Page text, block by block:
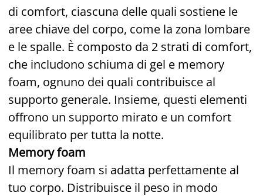
di comfort, ciascuna delle quali sostiene le
aree chiave del corpo, come la zona lombare
e le spalle. È composto da 2 strati di comfort,
che includono schiuma di gel e memory
foam, ognuno dei quali contribuisce al
supporto generale. Insieme, questi elementi
offrono un supporto mirato e un comfort
equilibrato per tutta la notte.
Memory foam
Il memory foam si adatta perfettamente al
tuo corpo. Distribuisce il peso in modo